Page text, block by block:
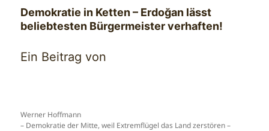
Demokratie in Ketten – Erdoğan lässt
beliebtesten Bürgermeister verhaften!
Ein Beitrag von
Werner Hoffmann
– Demokratie der Mitte, weil Extremflügel das Land zerstören –